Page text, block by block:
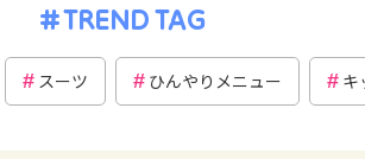
TREND TAG
スーツ ひんやりメニュー キ